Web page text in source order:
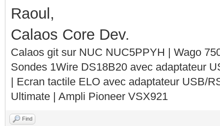
Raoul,
Calaos Core Dev.
Calaos git sur NUC NUC5PPYH | Wago
Sondes 1Wire DS18B20 avec adaptateur
| Ecran tactile ELO avec adaptateur USB/
Ultimate | Ampli Pioneer VSX921
Find